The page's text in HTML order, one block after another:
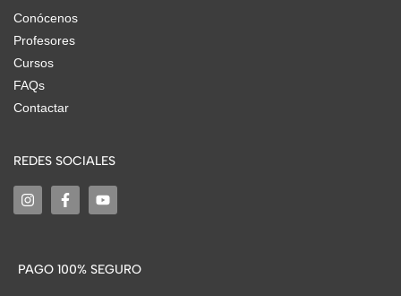
Conócenos
Profesores
Cursos
FAQs
Contactar
REDES SOCIALES
PAGO 100% SEGURO